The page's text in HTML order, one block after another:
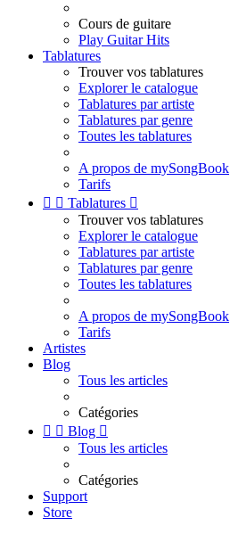
Cours de guitare
Play Guitar Hits
Tablatures
Trouver vos tablatures
Explorer le catalogue
Tablatures par artiste
Tablatures par genre
Toutes les tablatures
A propos de mySongBook
Tarifs
  Tablatures 
Trouver vos tablatures
Explorer le catalogue
Tablatures par artiste
Tablatures par genre
Toutes les tablatures
A propos de mySongBook
Tarifs
Artistes
Blog
Tous les articles
Catégories
  Blog 
Tous les articles
Catégories
Support
Store